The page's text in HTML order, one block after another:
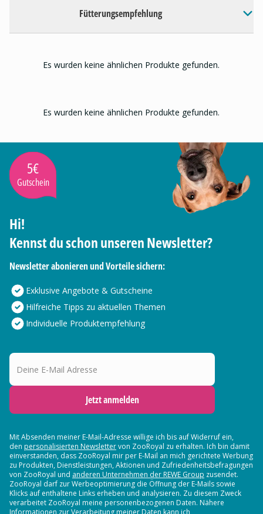
Fütterungsempfehlung
Es wurden keine ähnlichen Produkte gefunden.
Es wurden keine ähnlichen Produkte gefunden.
5€
Gutschein
Hi!
Kennst du schon unseren Newsletter?
Newsletter abonieren und Vorteile sichern:
Exklusive Angebote & Gutscheine
Hilfreiche Tipps zu aktuellen Themen
Individuelle Produktempfehlung
Deine E-Mail Adresse
Jetzt anmelden
Mit Absenden meiner E-Mail-Adresse willige ich bis auf Widerruf ein,
den personalisierten Newslettervon ZooRoyal zu erhalten. Ich bin damit
einverstanden, dass ZooRoyal mir per E-Mail an mich gerichtete Werbung
zu Produkten, Dienstleistungen, Aktionen und Zufriedenheitsbefragungen
von ZooRoyal und anderen Unternehmen der REWE Group zusendet.
ZooRoyal darf zur Werbeoptimierung die Öffnung der E-Mails sowie
Klicks auf enthaltene Links erheben und analysieren. Zu diesem Zweck
verarbeitet ZooRoyal meine personenbezogenen Daten. Nähere
Informationen zur Verarbeitung meiner Daten kann ich